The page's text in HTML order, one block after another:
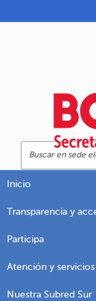
Inicio
Transparencia y
Participa
Atención y servicios
Nuestra Subred Sur